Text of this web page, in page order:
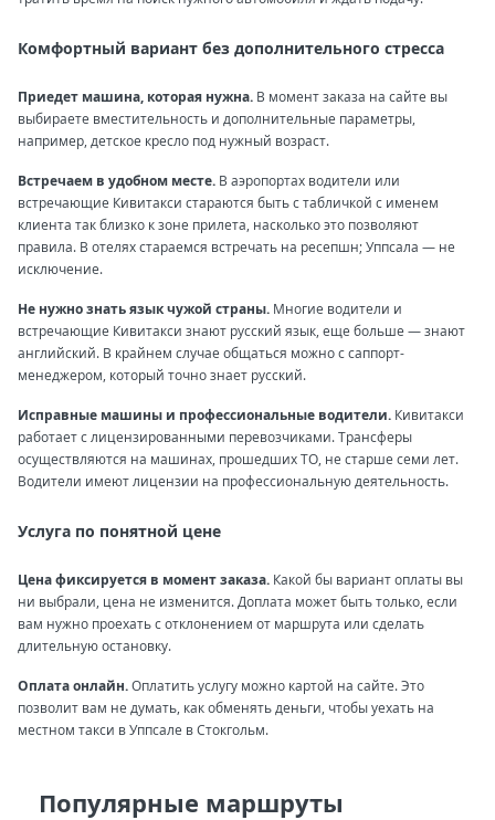
Комфортный вариант без дополнительного стресса
Приедет машина, которая нужна. В момент заказа на сайте вы
выбираете вместительность и дополнительные параметры,
например, детское кресло под нужный возраст.
Встречаем в удобном месте. В аэропортах водители или
встречающие Кивитакси стараются быть с табличкой с именем
клиента так близко к зоне прилета, насколько это позволяют
правила. В отелях стараемся встречать на ресепшн; Уппсала — не
исключение.
Не нужно знать язык чужой страны. Многие водители и
встречающие Кивитакси знают русский язык, еще больше — знают
английский. В крайнем случае общаться можно с саппорт-
менеджером, который точно знает русский.
Исправные машины и профессиональные водители. Кивитакси
работает с лицензированными перевозчиками. Трансферы
осуществляются на машинах, прошедших ТО, не старше семи лет.
Водители имеют лицензии на профессиональную деятельность.
Услуга по понятной цене
Цена фиксируется в момент заказа. Какой бы вариант оплаты вы
ни выбрали, цена не изменится. Доплата может быть только, если
вам нужно проехать с отклонением от маршрута или сделать
длительную остановку.
Оплата онлайн.Оплатить услугу можно картой на сайте. Это
позволит вам не думать, как обменять деньги, чтобы уехать на
местном такси в Уппсале в Стокгольм.
Популярные маршруты